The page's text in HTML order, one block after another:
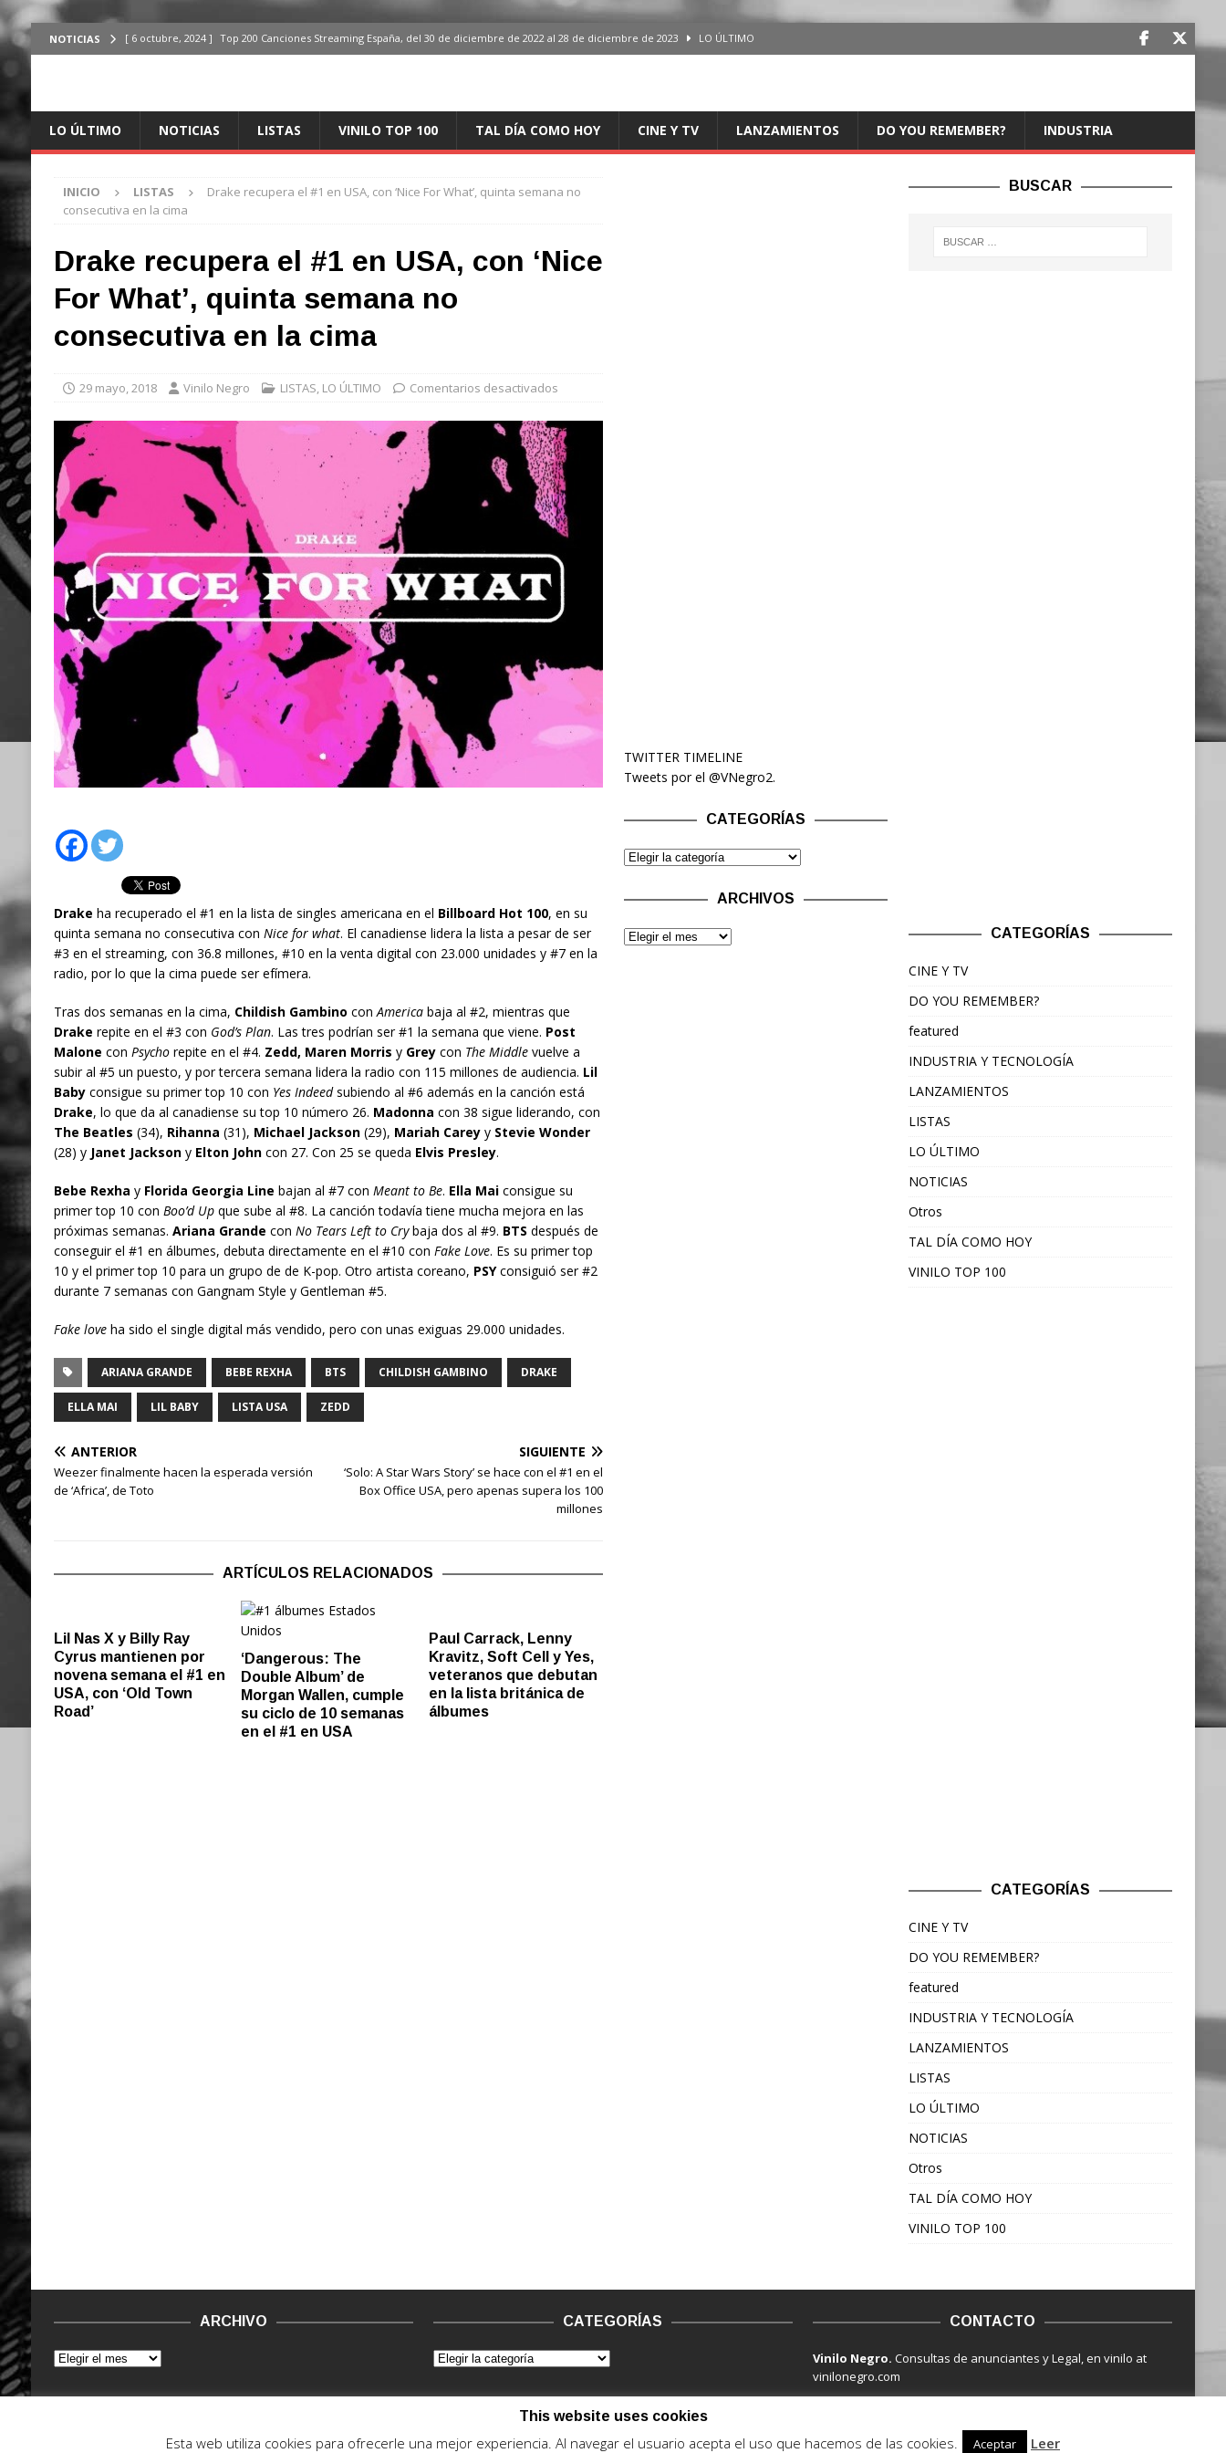
NOTICIAS [ 6 octubre, 2024 ] Top 200 Canciones Streaming España, del 30 de diciembre de 2022 al 28 de diciembre de 2023 LO ÚLTIMO
ÚLTIMO
ÚLTIMO
LO ÚLTIMO NOTICIAS LISTAS VINILO TOP 100 TAL DÍA COMO HOY CINE Y TV LANZAMIENTOS DO YOU REMEMBER? INDUSTRIA
INICIO LISTAS
Drake recupera el #1 en USA, con ‘Nice For What’, quinta semana no
consecutiva en la cima
Drake recupera el #1 en USA, con ‘Nice
For What’, quinta semana no
consecutiva en la cima
29 mayo, 2018 Vinilo Negro LISTAS, LO ÚLTIMO Comentarios desactivados
Drake ha recuperado el #1 en la lista de singles americana en el Billboard Hot 100, en su
quinta semana no consecutiva con Nice for what. El canadiense lidera la lista a pesar de ser
#3 en el streaming, con 36.8 millones, #10 en la venta digital con 23.000 unidades y #7 en la
radio, por lo que la cima puede ser efímera.
Tras dos semanas en la cima, Childish Gambino conAmericabaja al #2, mientras que
Drake repite en el #3 con God’s Plan. Las tres podrían ser #1 la semana que viene. Post
Malone con Psychorepite en el #4. Zedd, Maren Morris y Greycon The Middlevuelve a
subir al #5 un puesto, y por tercera semana lidera la radio con 115 millones de audiencia. Lil
Babyconsigue su primer top 10 con Yes Indeedsubiendo al #6 además en la canción está
Drake, lo que da al canadiense su top 10 número 26. Madonna con 38 sigue liderando, con
The Beatles (34), Rihanna (31), Michael Jackson(29), Mariah CareyyStevie Wonder
(28) y Janet Jacksony Elton Johncon 27. Con 25 se queda Elvis Presley.
Bebe Rexha y Florida Georgia Line bajan al #7 con Meant to Be. Ella Maiconsigue su
primer top 10 con Boo’d Upque sube al #8. La canción todavía tiene mucha mejora en las
próximas semanas. Ariana Grande con No Tears Left to Crybaja dos al #9. BTS después de
conseguir el #1 en álbumes, debuta directamente en el #10 con Fake Love. Es su primer top
10 y el primer top 10 para un grupo de de K-pop. Otro artista coreano, PSYconsiguió ser #2
durante 7 semanas con Gangnam Style y Gentleman #5.
Fake loveha sido el single digital más vendido, pero con unas exiguas 29.000 unidades.
ARIANA GRANDE BEBE REXHA BTS CHILDISH GAMBINO DRAKE
ELLA MAI LIL BABY LISTA USA ZEDD
ANTERIOR
Weezer finalmente hacen la esperada versión
de ‘Africa’, de Toto
SIGUIENTE
‘Solo: A Star Wars Story’ se hace con el #1 en el
Box Office USA, pero apenas supera los 100
millones
ARTÍCULOS RELACIONADOS
Lil Nas X y Billy Ray
Cyrus mantienen por
novena semana el #1 en
USA, con ‘Old Town
Road’
‘Dangerous: The
Double Album’ de
Morgan Wallen, cumple
su ciclo de 10 semanas
en el #1 en USA
Paul Carrack, Lenny
Kravitz, Soft Cell y Yes,
veteranos que debutan
en la lista británica de
álbumes
TWITTER TIMELINE
Tweets por el @VNegro2.
CATEGORÍAS
ARCHIVOS
BUSCAR
CATEGORÍAS
CINE Y TV
DO YOU REMEMBER?
featured
INDUSTRIA Y TECNOLOGÍA
LANZAMIENTOS
LISTAS
LO ÚLTIMO
NOTICIAS
Otros
TAL DÍA COMO HOY
VINILO TOP 100
CATEGORÍAS
CINE Y TV
DO YOU REMEMBER?
featured
INDUSTRIA Y TECNOLOGÍA
LANZAMIENTOS
LISTAS
LO ÚLTIMO
NOTICIAS
Otros
TAL DÍA COMO HOY
VINILO TOP 100
ARCHIVO CATEGORÍAS CONTACTO
Vinilo Negro.Consultas de anunciantes y Legal, en vinilo at
vinilonegro.com
This website uses cookies
Esta web utiliza cookies para ofrecerle una mejor experiencia. Al navegar el usuario acepta el uso que hacemos de las cookies. Aceptar Leer